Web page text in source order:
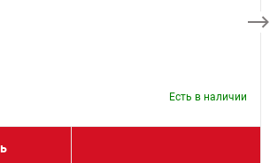
Есть в наличии